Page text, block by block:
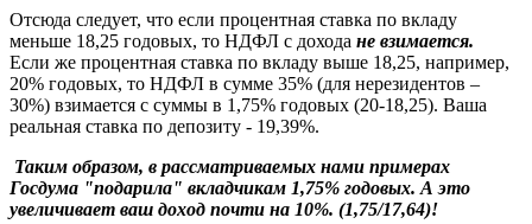
Отсюда следует, что если процентная ставка по вкладу
меньше 18,25 годовых, то НДФЛ с дохода не взимается.
Если же процентная ставка по вкладу выше 18,25, например,
20% годовых, то НДФЛ в сумме 35% (для нерезидентов –
30%) взимается с суммы в 1,75% годовых (20-18,25). Ваша
реальная ставка по депозиту - 19,39%.
Таким образом, в рассматриваемых нами примерах
Госдума "подарила" вкладчикам 1,75% годовых. А это
увеличивает ваш доход почти на 10%. (1,75/17,64)!